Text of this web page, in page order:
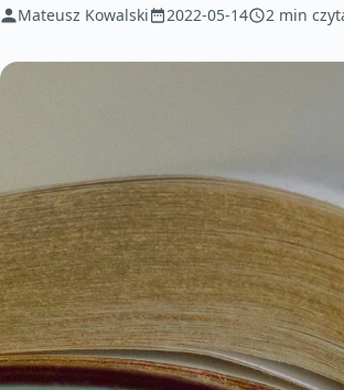
Mateusz Kowalski 2022-05-14 2 min